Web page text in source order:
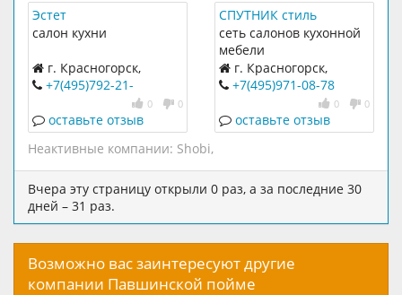
Эстет
салон кухни
г. Красногорск,
Красногорский бульвар,
+7(495)792-21-
+7(967)138-76-130 0
оставьте отзыв
СПУТНИК стиль
сеть салонов кухонной
мебели
г. Красногорск,
Зверева, 6
+7(495)971-08-78
0 0
оставьте отзыв
Неактивные компании: Shobi,
Вчера эту страницу открыли 0 раз, а за последние 30
дней – 31 раз.
Возможно вас заинтересуют другие
компании Павшинской пойме